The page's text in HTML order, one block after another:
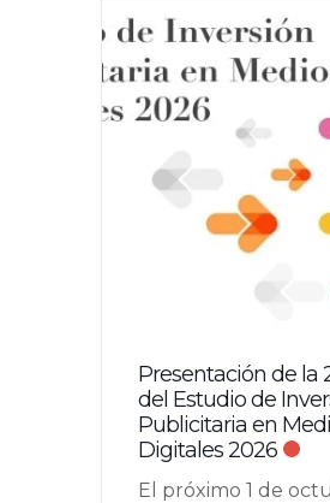
Presentación de la
del Estudio de
Publicitaria en
Digitales 2026
El próximo 1 de